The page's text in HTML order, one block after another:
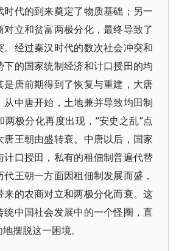
时代的到来奠定了物质基础；另一
立和贫富两极分化，最终导致了
。经过秦汉时代的数次社会冲突和
下的国家统制经济和计口授田的均
是唐前期得到了恢复与重建，大唐
从中唐开始，土地兼并导致均田制
极分化再度出现，“安史之乱”点
唐王朝由盛转衰。中唐以后，国家
计口授田，私有的租佃制普遍代替
王朝一方面因租佃制发展而盛，
来的农商对立和两极分化而衰。这
统中国社会发展中的一个怪圈，直
摆脱这一困境。